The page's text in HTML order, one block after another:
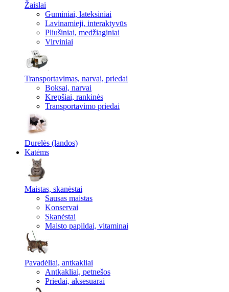
Žaislai
Guminiai, lateksiniai
Lavinamieji, interaktyvūs
Pliušiniai, medžiaginiai
Virviniai
Transportavimas, narvai, priedai
Boksai, narvai
Krepšiai, rankinės
Transportavimo priedai
Durelės (landos)
Katėms
Maistas, skanėstai
Sausas maistas
Konservai
Skanėstai
Maisto papildai, vitaminai
Pavadėliai, antkakliai
Antkakliai, petnešos
Priedai, aksesuarai